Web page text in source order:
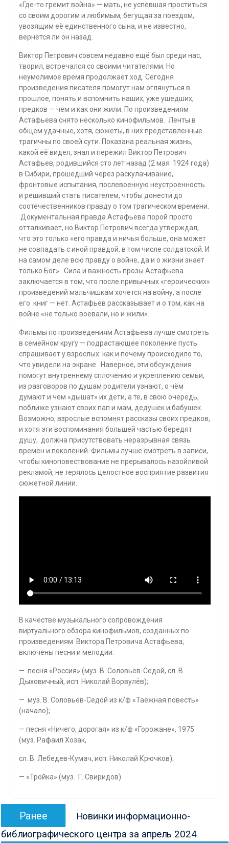
«Где-то гремит война» — мать, не успевшая проститься
со своим дорогим и любимым, бегущая за поездом,
увозящим её единственного сына, и не известно,
вернётся ли он назад.
Виктор Петрович совсем недавно ещё был среди нас,
творил, встречался со своими читателями. Но
неумолимое время продолжает ход. Сегодня
произведения писателя помогут нам оглянуться в
прошлое, понять и вспомнить наших, уже ушедших,
предков — чем и как они жили. По произведениям
Астафьева снято несколько кинофильмов. Ленты в
общем удачные, хотя, сюжеты, в них представленные
трагичны по своей сути. Показана реальная жизнь,
какой её видел, знал и пережил Виктор Петрович
Астафьев, родившийся сто лет назад (2 мая 1924 года)
в Сибири, прошедший через раскулачивание,
фронтовые испытания, послевоенную неустроенность
и решивший стать писателем, чтобы донести до
соотечественников правду о том трагическом времени.
Документальная правда Астафьева порой просто
отталкивает, но Виктор Петрович всегда утверждал,
что это только «его правда и ничья больше, она может
не совпадать с иной правдой, в том числе солдатской. И
на самом деле всю правду о войне, да и о жизни знает
только Бог». Сила и важность прозы Астафьева
заключается в том, что после привычных «героических»
произведений мальчишкам хочется на войну, а после
его книг — нет. Астафьев рассказывает и о том, как на
войне «не только воевали, но и жили».
Фильмы по произведениям Астафьева лучше смотреть
в семейном кругу — подрастающее поколение пусть
спрашивает у взрослых: как и почему происходило то,
что увидели на экране. Наверное, эти обсуждения
помогут внутреннему сплочению и укреплению семьи,
из разговоров по душам родители узнают, о чём
думают и чем «дышат» их дети, а те, в свою очередь,
поближе узнают своих пап и мам, дедушек и бабушек.
Возможно, взрослые вспомнят рассказы своих предков,
и хотя эти воспоминания большей частью бередят
душу, должна присутствовать неразрывная связь
времён и поколений. Фильмы лучше смотреть в записи,
чтобы киноповествование не прерывалось назойливой
рекламой, не терялось целостное восприятие развития
сюжетной линии.
В качестве музыкального сопровождения
виртуального обзора кинофильмов, созданных по
произведениям Виктора Петровича Астафьева,
включены песни и мелодии:
— песня «Россия» (муз. В. Соловьёв-Седой, сл. В.
Дыховичный, исп. Николай Ворвулёв);
— муз. В. Соловьёв-Седой из к/ф «Таёжная повесть»
(начало);
— песня «Ничего, дорогая» из к/ф «Горожане», 1975
(муз. Рафаил Хозак,
сл. В. Лебедев-Кумач, исп. Николай Крючков);
— «Тройка» (муз. Г. Свиридов).
Навигация
записям
Ранее
запись:
Новинки информационно-
библиографического центра за апрель 2024